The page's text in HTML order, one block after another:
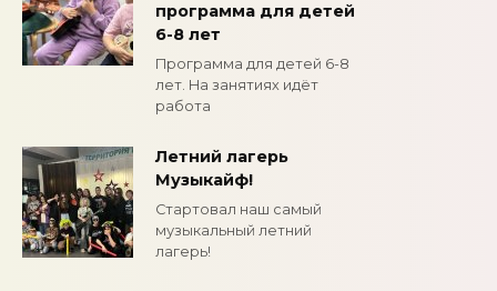
программа для детей
6-8 лет
Программа для детей 6-8
лет. На занятиях идёт
работа
Летний лагерь
Музыкайф!
Стартовал наш самый
музыкальный летний
лагерь!